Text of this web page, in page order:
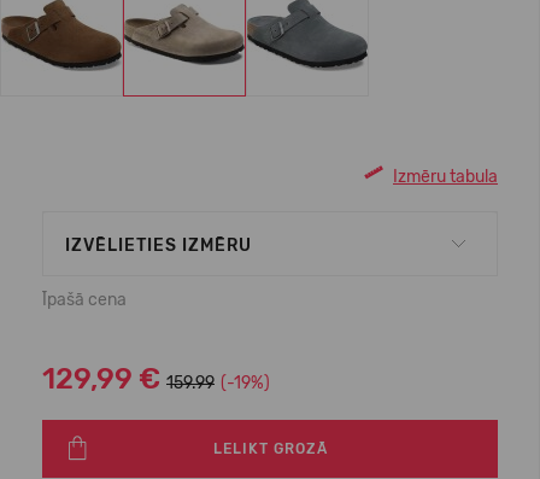
Izmēru tabula
IZVĒLIETIES IZMĒRU
Īpašā cena
129,99 € 159.99 (-19%)
LELIKT GROZĀ